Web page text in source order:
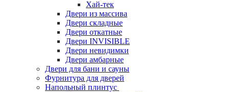
Хай-тек
Двери из массива
Двери складные
Двери откатные
Двери INVISIBLE
Двери невидимки
Двери амбарные
Двери для бани и сауны
Фурнитура для дверей
Напольный плинтус